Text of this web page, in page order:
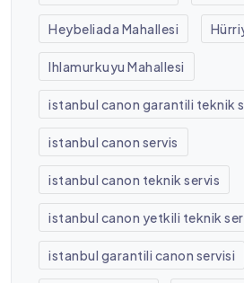
Heybeliada Mahallesi
Ihlamurkuyu Mahallesi
istanbul canon garantili teknik
istanbul canon servis
istanbul canon teknik servis
istanbul canon yetkili teknik
istanbul garantili canon servisi